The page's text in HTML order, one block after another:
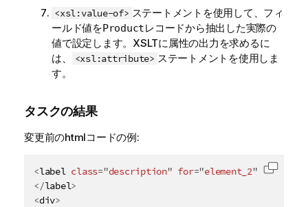
<xsl:value-of> ステートメントを使用して、フィ
ールド値をProductレコードから抽出した実際の
値で設定します。XSLTに属性の出力を求めるに
は、
<xsl:attribute> ステートメントを使用しま
す。
タスクの結果
変更前のhtmlコードの例:
<label class="description" for="element_2"
</label>
<div>
コード